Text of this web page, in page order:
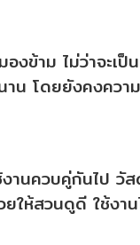
งข้าม ไม่ว่าจะ
น โดยยังคงคว
นควบคู่กันไป วั
ห้สวนดูดี ใช้งาน